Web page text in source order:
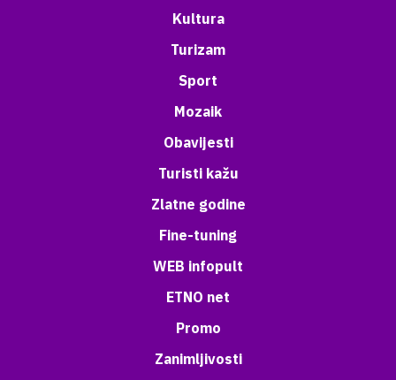
Kultura
Turizam
Sport
Mozaik
Obavijesti
Turisti kažu
Zlatne godine
Fine-tuning
WEB infopult
ETNO net
Promo
Zanimljivosti